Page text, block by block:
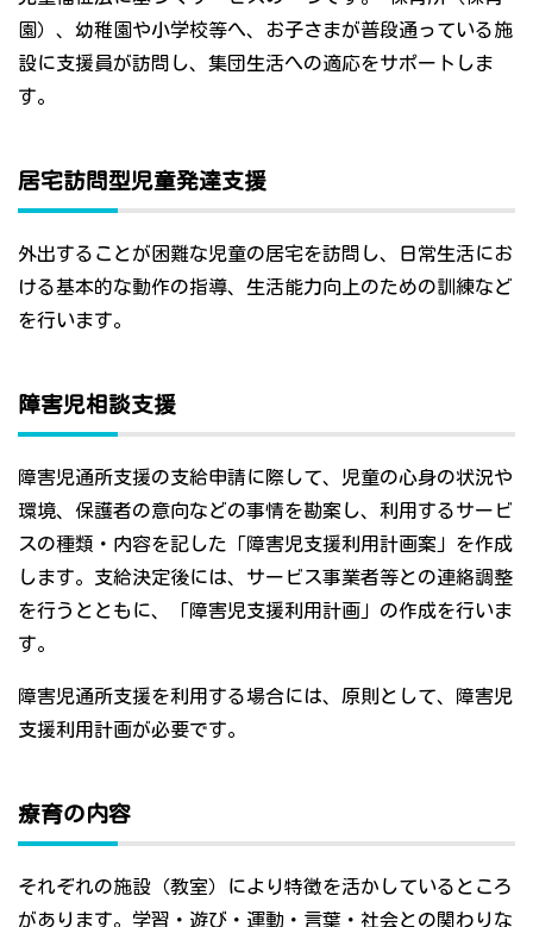
園）、幼稚園や小学校等へ、お子さまが普段通っている施
設に支援員が訪問し、集団生活への適応をサポートしま
す。
居宅訪問型児童発達支援
外出することが困難な児童の居宅を訪問し、日常生活にお
ける基本的な動作の指導、生活能力向上のための訓練など
を行います。
障害児相談支援
障害児通所支援の支給申請に際して、児童の心身の状況や
環境、保護者の意向などの事情を勘案し、利用するサービ
スの種類・内容を記した「障害児支援利用計画案」を作成
します。支給決定後には、サービス事業者等との連絡調整
を行うとともに、「障害児支援利用計画」の作成を行いま
す。
障害児通所支援を利用する場合には、原則として、障害児
支援利用計画が必要です。
療育の内容
それぞれの施設（教室）により特徴を活かしているところ
があります。学習・遊び・運動・言葉・社会との関わりな